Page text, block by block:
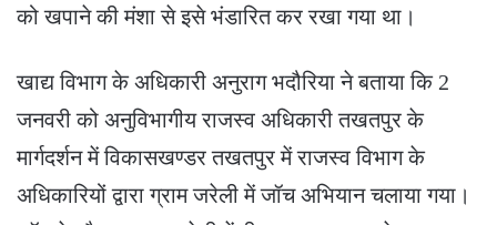
को खपाने की मंशा से इसे भंडारित कर रखा गया था।
खाद्य विभाग के अधिकारी अनुराग भदौरिया ने बताया कि 2
जनवरी को अनुविभागीय राजस्व अधिकारी तखतपुर के
मार्गदर्शन में विकासखण्डर तखतपुर में राजस्व विभाग के
अधिकारियों द्वारा ग्राम जरेली में जॉच अभियान चलाया गया।